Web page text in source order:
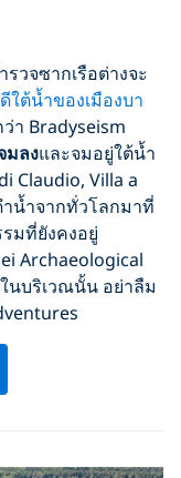
วจซากเรือต่างจะ
ต้น้ำของเมืองบา
า Bradyseism
มลงและจมอยู่ใต้น้ำ
Claudio, Villa a
น้ำจากทั่วโลกมาที่
มที่ยังคงอยู่
Archaeological
นบริเวณนั้น อย่าลืม